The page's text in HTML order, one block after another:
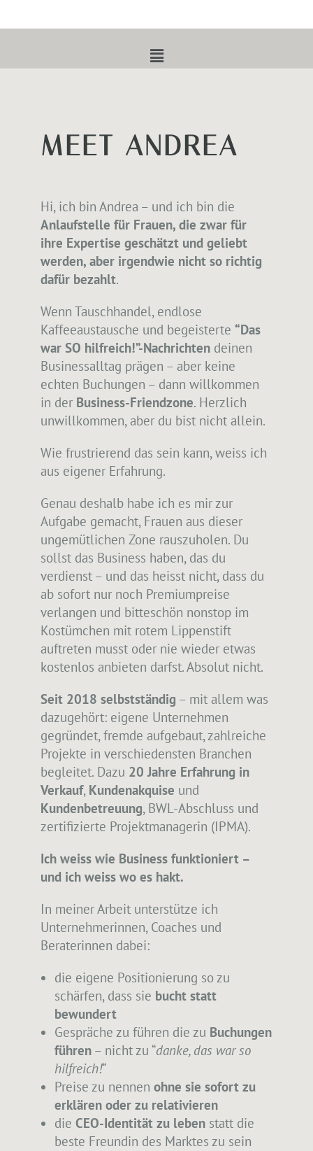
MEET ANDREA
Hi, ich bin Andrea – und ich bin die
Anlaufstelle für Frauen, die zwar für
ihre Expertise geschätzt und geliebt
werden, aber irgendwie nicht so richtig
dafür bezahlt.
Wenn Tauschhandel, endlose
Kaffeeaustausche und begeisterte“Das
war SO hilfreich!”-Nachrichten deinen
Businessalltag prägen – aber keine
echten Buchungen – dann willkommen
in der Business-Friendzone. Herzlich
unwillkommen, aber du bist nicht allein.
Wie frustrierend das sein kann, weiss ich
aus eigener Erfahrung.
Genau deshalb habe ich es mir zur
Aufgabe gemacht, Frauen aus dieser
ungemütlichen Zone rauszuholen. Du
sollst das Business haben, das du
verdienst – und das heisst nicht, dass du
ab sofort nur noch Premiumpreise
verlangen und bitteschön nonstop im
Kostümchen mit rotem Lippenstift
auftreten musst oder nie wieder etwas
kostenlos anbieten darfst. Absolut nicht.
Seit 2018 selbstständig – mit allem was
dazugehört: eigene Unternehmen
gegründet, fremde aufgebaut, zahlreiche
Projekte in verschiedensten Branchen
begleitet. Dazu 20 Jahre Erfahrung in
Verkauf, Kundenakquise und
Kundenbetreuung, BWL-Abschluss und
zertifizierte Projektmanagerin (IPMA).
Ich weiss wie Business funktioniert –
und ich weiss wo es hakt.
In meiner Arbeit unterstütze ich
Unternehmerinnen, Coaches und
Beraterinnen dabei:
die eigene Positionierung so zu
schärfen, dass sie bucht statt
bewundert
Gespräche zu führen die zu Buchungen
führen – nicht zu “danke, das war so
hilfreich!“
Preise zu nennenohne sie sofort zu
erklären oder zu relativieren
dieCEO-Identität zu leben statt die
beste Freundin des Marktes zu sein